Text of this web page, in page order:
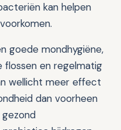
kan helpen
goede mondhygiëne,
flossen en regelmatig
wellicht meer effect
dan voorheen